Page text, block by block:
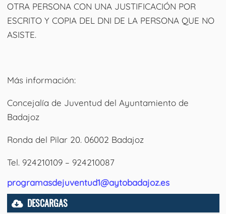
OTRA PERSONA CON UNA JUSTIFICACIÓN POR
ESCRITO Y COPIA DEL DNI DE LA PERSONA QUE NO
ASISTE.
Más información:
Concejalía de Juventud del Ayuntamiento de
Badajoz
Ronda del Pilar 20. 06002 Badajoz
Tel. 924210109 – 924210087
programasdejuventud1@aytobadajoz.es
DESCARGAS